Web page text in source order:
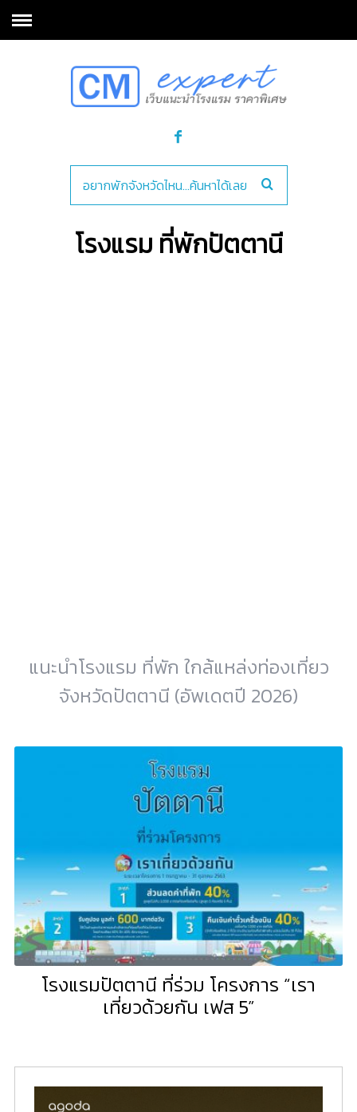
โรงแรม ที่พักปัตตานี
แนะนำโรงแรม ที่พัก ใกล้แหล่งท่องเที่ยว
จังหวัดปัตตานี (อัพเดตปี 2026)
โรงแรมปัตตานี ที่ร่วม โครงการ “เรา
เที่ยวด้วยกัน เฟส 5”